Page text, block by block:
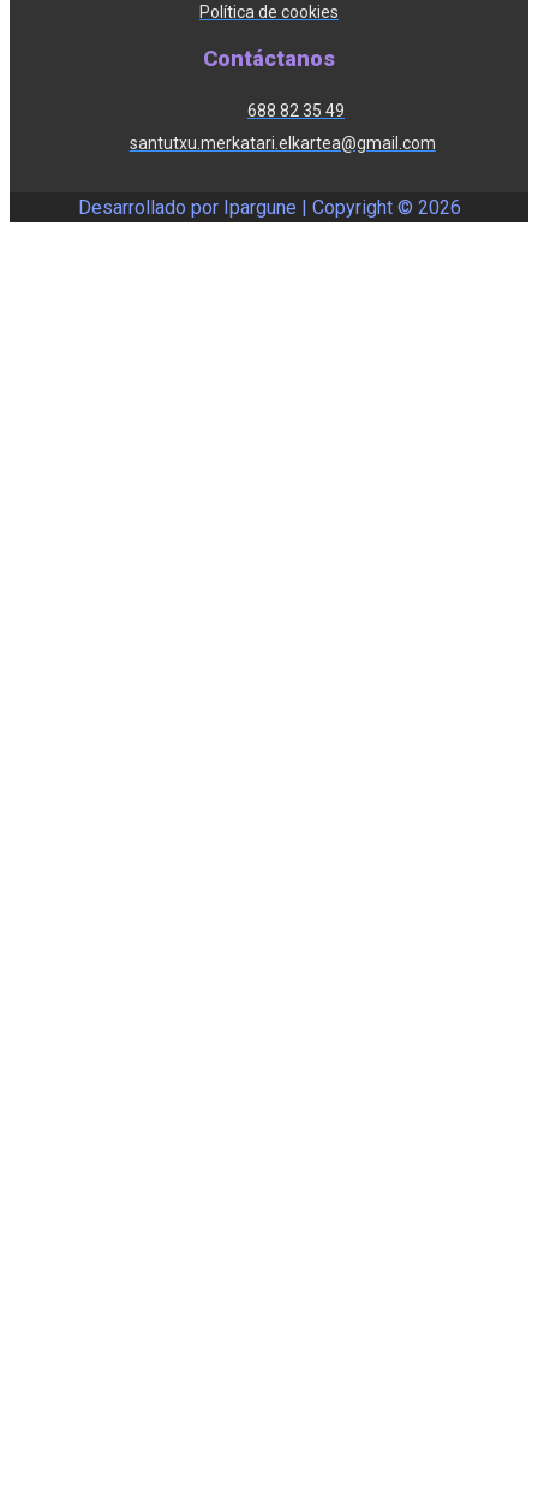
Política de cookies
Contáctanos
688 82 35 49
santutxu.merkatari.elkartea@gmail.com
Desarrollado por Ipargune | Copyright © 2026